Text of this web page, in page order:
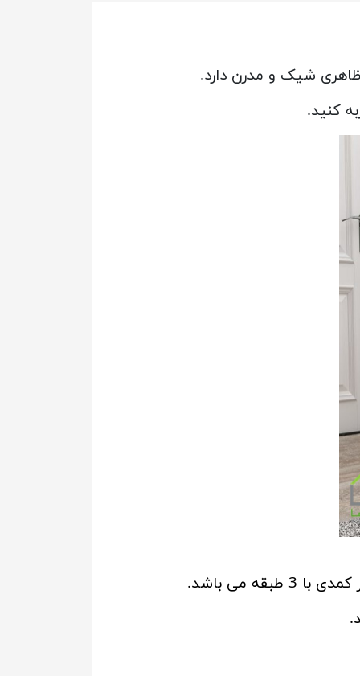
شیک و مدرن دارد.
کنید.
می باشد.